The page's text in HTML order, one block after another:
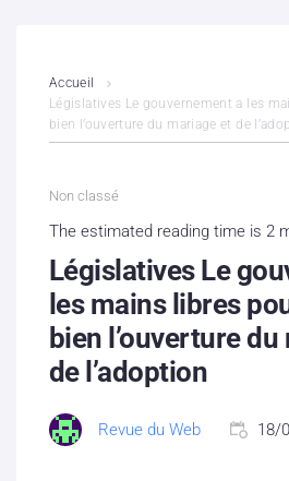
Contenus litigieux
Boutique
Partenaires
Contacts
Accueil
Législatives Le gouvernement a les
bien l’ouverture du mariage et de
Non classé
The estimated reading time is 2
Législatives Le
les mains libres
bien l’ouverture
de l’adoption
Revue du Web 18/